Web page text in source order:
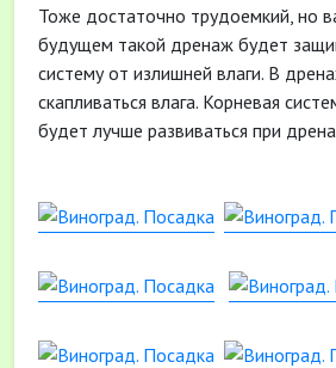
Тоже достаточно трудоемкий, но
будущем такой дренаж будет
систему от излишней влаги. В
скапливаться влага. Корневая
будет лучше развиваться при